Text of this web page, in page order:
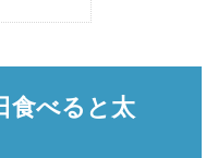
食べると太